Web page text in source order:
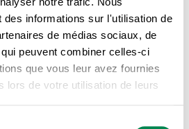
des informations sur l'utilisation de
de médias sociaux, de
peuvent combiner celles-ci
que vous leur avez fournies
lors de votre utilisation de leurs
depuis le début et
la CSD possède une
de loin celle des autres
est également la seule centrale
un dirigeant élu qui provient